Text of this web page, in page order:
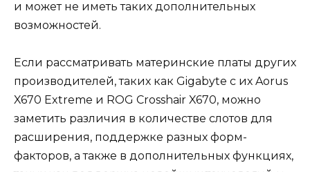
и может не иметь таких дополнительных
возможностей.
Если рассматривать материнские платы других
производителей, таких как Gigabyte с их Aorus
X670 Extreme и ROG Crosshair X670, можно
заметить различия в количестве слотов для
расширения, поддержке разных форм-
факторов, а также в дополнительных функциях,